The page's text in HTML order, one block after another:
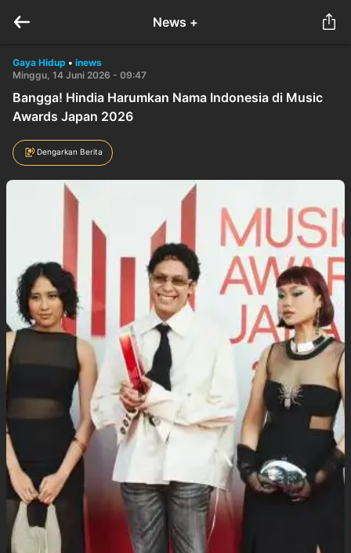
News +
Gaya Hidup • inews
Minggu, 14 Juni 2026 - 09:47
Bangga! Hindia Harumkan Nama Indonesia di Music
Awards Japan 2026
Dengarkan Berita